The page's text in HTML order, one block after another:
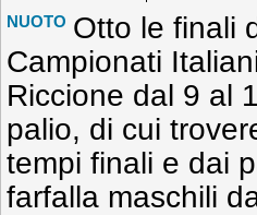
NUOTO Otto le finali
Campionati
Riccione dal 9 al
palio, di cui
tempi finali e dai
farfalla maschili